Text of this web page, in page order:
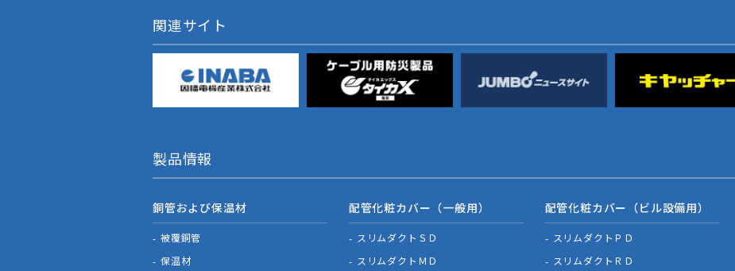
関連サイト
製品情報
銅管および保温材
被覆銅管
保温材
配管化粧カバー（一般用）
スリムダクトＳＤ
スリムダクトＭＤ
配管化粧カバー（ビル設備用）
スリムダクトＰＤ
スリムダクトＲＤ